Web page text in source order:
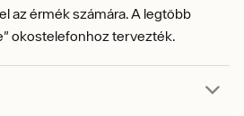
az érmék számára. A legtöbb
okostelefonhoz tervezték.